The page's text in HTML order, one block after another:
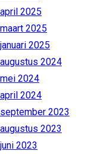
april 2025
maart 2025
januari 2025
augustus 2024
mei 2024
april 2024
september 2023
augustus 2023
juni 2023